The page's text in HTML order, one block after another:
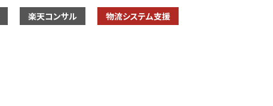
楽天コンサル 物流システム支援